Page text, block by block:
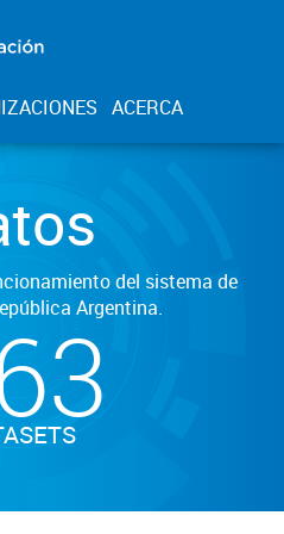
ACERCA
del sistema de
Argentina.